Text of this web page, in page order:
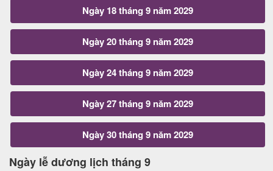
Ngày 18 tháng 9 năm 2029
Ngày 20 tháng 9 năm 2029
Ngày 24 tháng 9 năm 2029
Ngày 27 tháng 9 năm 2029
Ngày 30 tháng 9 năm 2029
Ngày lễ dương lịch tháng 9